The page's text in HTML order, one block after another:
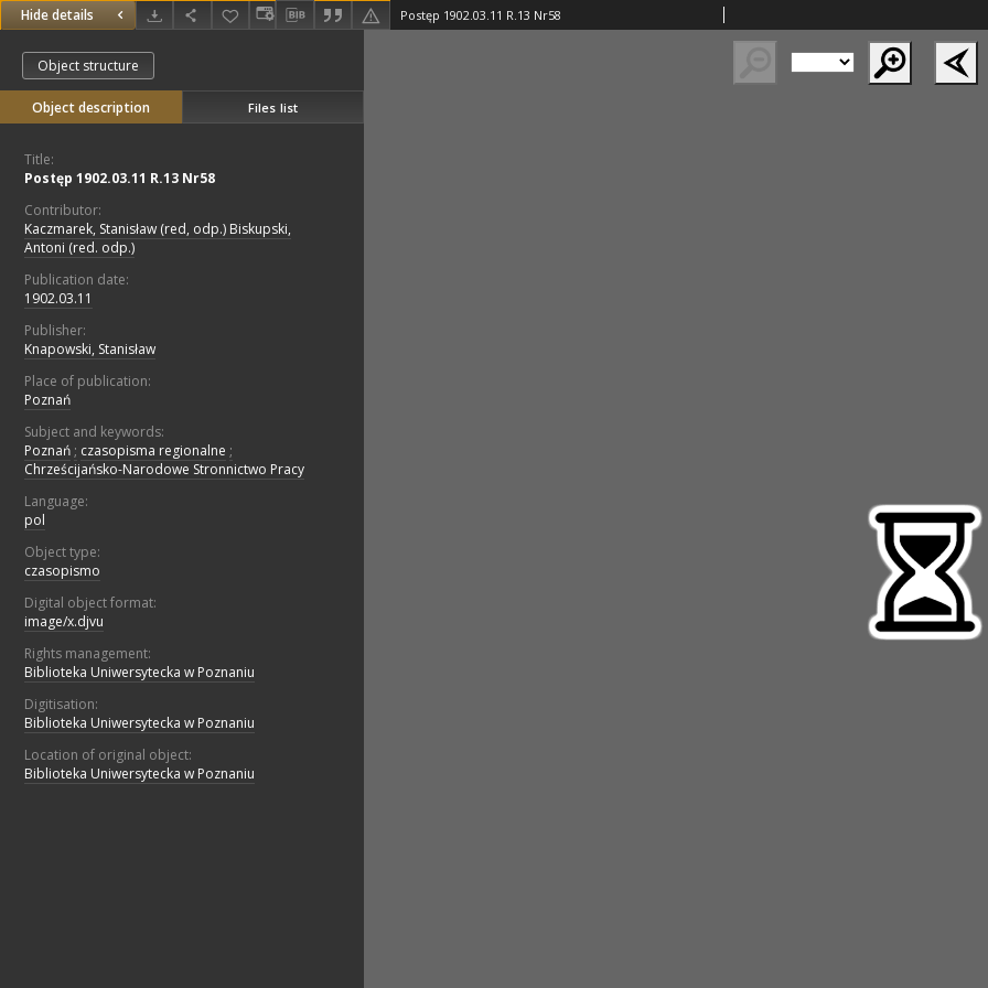
Hide details Postęp 1902.03.11 R.13 Nr58
Object structure
Object description Files list
Title:
Postęp 1902.03.11 R.13 Nr58
Contributor:
Kaczmarek, Stanisław (red, odp.) Biskupski,
Antoni (red. odp.)
Publication date:
1902.03.11
Publisher:
Knapowski, Stanisław
Place of publication:
Poznań
Subject and keywords:
Poznań ; czasopisma regionalne ;
Chrześcijańsko-Narodowe Stronnictwo Pracy
Language:
pol
Object type:
czasopismo
Digital object format:
image/x.djvu
Rights management:
Biblioteka Uniwersytecka w Poznaniu
Digitisation:
Biblioteka Uniwersytecka w Poznaniu
Location of original object:
Biblioteka Uniwersytecka w Poznaniu